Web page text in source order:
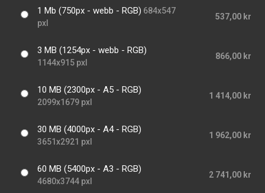
1 Mb (750px - webb - RGB) 684x547
pxl
537,00 kr
3 MB (1254px - webb - RGB)
1144x915 pxl
866,00 kr
10 MB (2300px - A5 - RGB)
2099x1679 pxl
1 414,00 kr
30 MB (4000px - A4 - RGB)
3651x2921 pxl
1 962,00 kr
60 MB (5400px - A3 - RGB)
4680x3744 pxl
2 741,00 kr